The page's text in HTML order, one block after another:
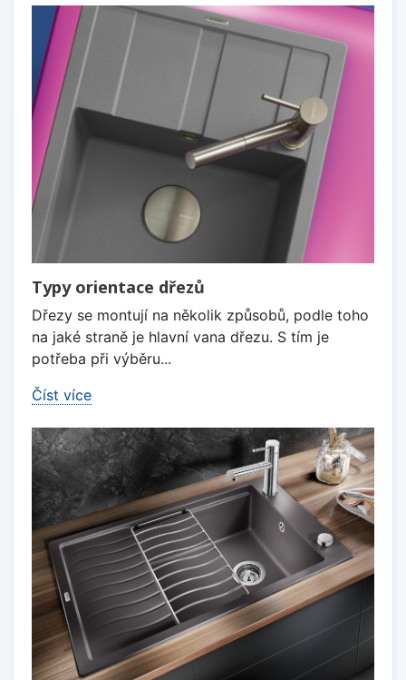
Typy orientace dřezů
Dřezy se montují na několik způsobů, podle toho
na jaké straně je hlavní vana dřezu. S tím je
potřeba při výběru...
Číst více